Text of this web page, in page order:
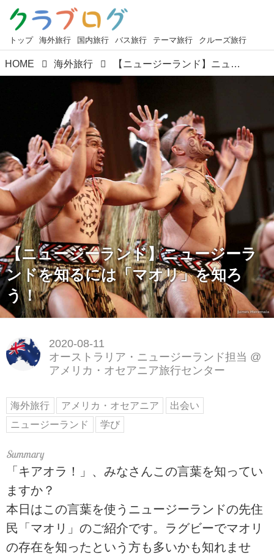
トップ 海外旅行 国内旅行 バス旅行 テーマ旅行 クルーズ旅行
HOME 海外旅行 【ニュージーランド】ニュージーランドを知るには「マオリ」を知ろう！
【ニュージーランド】ニュージーラ
ンドを知るには「マオリ」を知ろ
う！
2020-08-11
オーストラリア・ニュージーランド担当 @
アメリカ・オセアニア旅行センター
海外旅行 アメリカ・オセアニア
出会い
ニュージーランド
学び
「キアオラ！」、みなさんこの言葉を知ってい
ますか？
本日はこの言葉を使うニュージーランドの先住
民「マオリ」のご紹介です。ラグビーでマオリ
の存在を知ったという方も多いかも知れませ